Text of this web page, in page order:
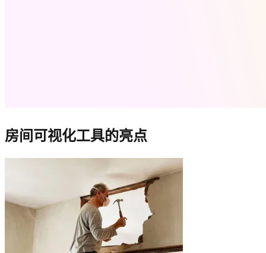
房间可视化工具的亮点